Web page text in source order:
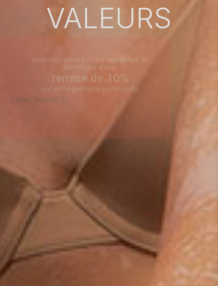
Inscrivez-vous à notre newsletter et
bénéficiez d'une
remise de 10%
sur votre première commande
[sibwp_form id=1]
VALEURS